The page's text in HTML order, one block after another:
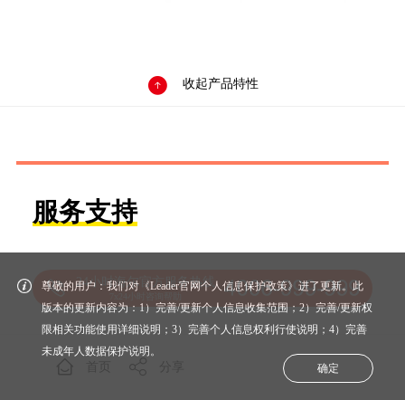
 收起产品特性
服务支持
24小时海尔官方服务热线
尊敬的用户：我们对《Leader官网个人信息保护政策》进了更新。此
版本的更新内容为：1）完善/更新个人信息收集范围；2）完善/更新权
限相关功能使用详细说明；3）完善个人信息权利行使说明；4）完善
未成年人数据保护说明。
确定